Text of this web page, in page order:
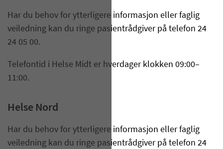
Har du behov for ytterligere informasjon eller faglig
veiledning kan du ringe pasientrådgiver på telefon 24
24 05 00.
Telefontid i Helse Midt er hverdager klokken 09:00–
11:00.
Helse Nord
Har du behov for ytterligere informasjon eller faglig
veiledning kan du ringe pasientrådgiver på telefon 24